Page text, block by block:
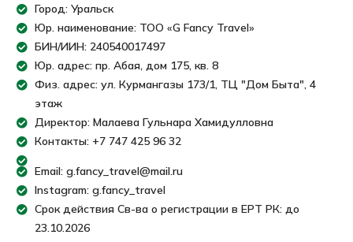
Город: Уральск
Юр. наименование: ТОО «G Fancy Travel»
БИН/ИИН: 240540017497
Юр. адрес: пр. Абая, дом 175, кв. 8
Физ. адрес: ул. Курмангазы 173/1, ТЦ "Дом Быта", 4
этаж
Директор: Малаева Гульнара Хамидулловна
Контакты: +7 747 425 96 32
Email: g.fancy_travel@mail.ru
Instagram: g.fancy_travel
Срок действия Св-ва о регистрации в ЕРТ РК: до
23.10.2026